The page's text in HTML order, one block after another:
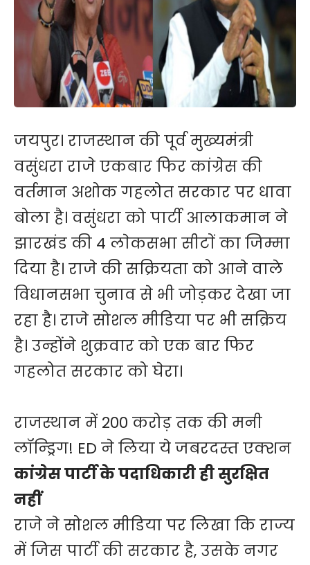
जयपुर। राजस्थान की पूर्व मुख्यमंत्री
वसुंधरा राजे एकबार फिर कांग्रेस की
वर्तमान अशोक गहलोत सरकार पर धावा
बोला है। वसुंधरा को पार्टी आलाकमान ने
झारखंड की 4 लाेकसभा सीटाें का जिम्मा
दिया है। राजे की सक्रियता को आने वाले
विधानसभा चुनाव से भी जोड़कर देखा जा
रहा है। राजे सोशल मीडिया पर भी सक्रिय
है। उन्होंने शुक्रवार को एक बार फिर
गहलोत सरकार को घेरा।
राजस्थान में 200 करोड़ तक की मनी
लॉन्ड्रिग! ED ने लिया ये जबरदस्त एक्शन
कांग्रेस पार्टी के पदाधिकारी ही सुरक्षित
नहीं
राजे ने सोशल मीडिया पर लिखा कि राज्य
में जिस पार्टी की सरकार है, उसके नगर